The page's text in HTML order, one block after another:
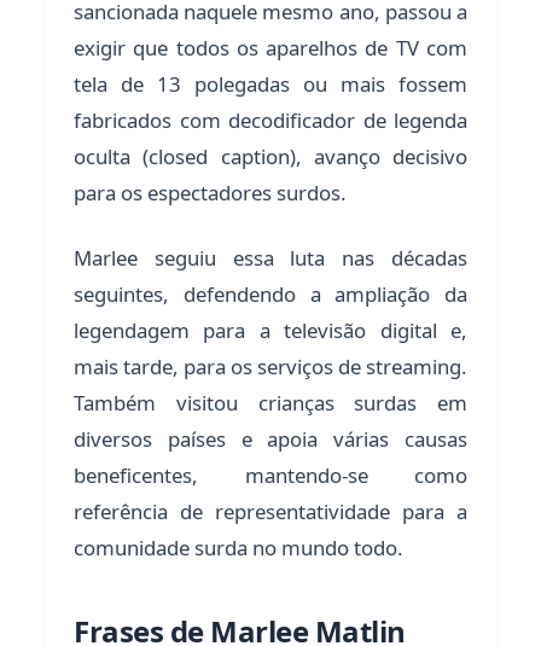
sancionada naquele mesmo ano, passou a
exigir que todos os aparelhos de TV com
tela de 13 polegadas ou mais fossem
fabricados com decodificador de legenda
oculta (closed caption), avanço decisivo
para os espectadores surdos.
Marlee seguiu essa luta nas décadas
seguintes, defendendo a ampliação da
legendagem para a televisão digital e,
mais tarde, para os serviços de streaming.
Também visitou crianças surdas em
diversos países e apoia várias causas
beneficentes, mantendo-se como
referência de representatividade para a
comunidade surda no mundo todo.
Frases de Marlee Matlin